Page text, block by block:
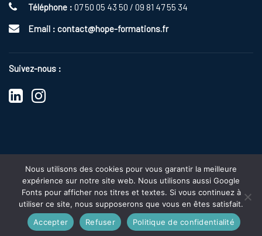
Téléphone : 07 50 05 43 50 / 09 81 47 55 34
Email : contact@hope-formations.fr
Suivez-nous :
2025 CopyrightHOPE FORMATIONS |Politique de Confidentialité
Nous utilisons des cookies pour vous garantir la meilleure
expérience sur notre site web. Nous utilisons aussi Google
Fonts pour afficher nos titres et textes. Si vous continuez à
utiliser ce site, nous supposerons que vous en êtes satisfait.
Accepter
Refuser Politique de confidentialité